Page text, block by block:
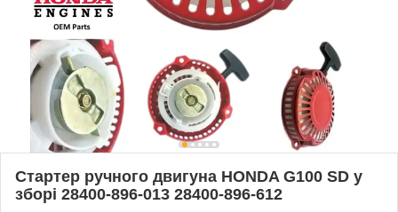
Стартер ручного двигуна HONDA G100 SD у
зборі 28400-896-013 28400-896-612